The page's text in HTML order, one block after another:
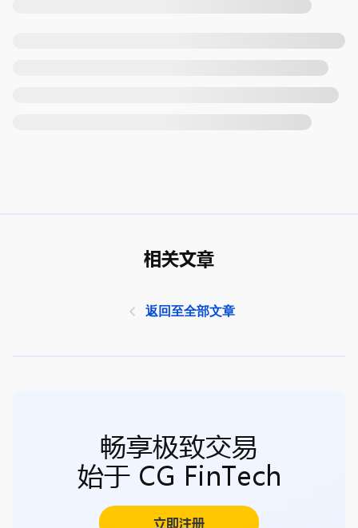
相关文章
返回至全部文章
畅享极致交易
始于 CG FinTech
立即注册